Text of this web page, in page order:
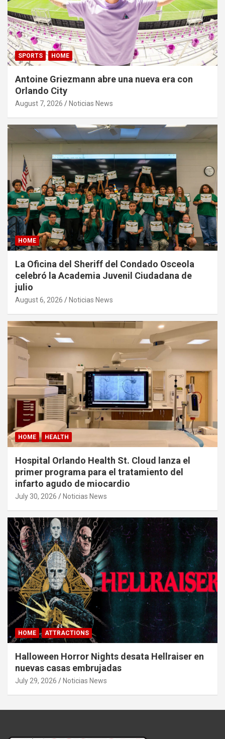
SPORTS HOME
Antoine Griezmann abre una nueva era con
Orlando City
August 7, 2026 Noticias News
HOME
La Oficina del Sheriff del Condado Osceola
celebró la Academia Juvenil Ciudadana de
julio
August 6, 2026 Noticias News
HOME HEALTH
Hospital Orlando Health St. Cloud lanza el
primer programa para el tratamiento del
infarto agudo de miocardio
July 30, 2026 Noticias News
HOME ATTRACTIONS
Halloween Horror Nights desata Hellraiser en
nuevas casas embrujadas
July 29, 2026 Noticias News